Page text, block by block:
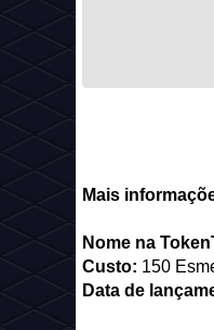
Mais
Nome na
Custo: 150
Data de